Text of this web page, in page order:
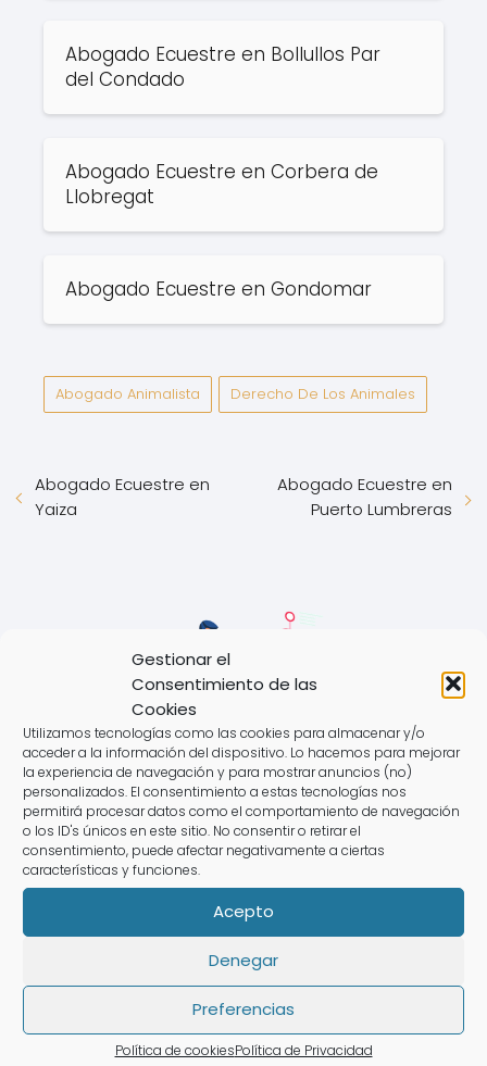
Gestionar el
Consentimiento de las
Cookies
Utilizamos tecnologías como las cookies para almacenar y/o
acceder a la información del dispositivo. Lo hacemos para mejorar
la experiencia de navegación y para mostrar anuncios (no)
personalizados. El consentimiento a estas tecnologías nos
permitirá procesar datos como el comportamiento de navegación
o los ID's únicos en este sitio. No consentir o retirar el
consentimiento, puede afectar negativamente a ciertas
características y funciones.
Acepto
Denegar
Preferencias
Política de cookiesPolítica de Privacidad
Abogado Ecuestre en Bollullos Par
del Condado
Abogado Ecuestre en Corbera de
Llobregat
Abogado Ecuestre en Gondomar
Abogado Animalista Derecho De Los Animales
Abogado Ecuestre en
Yaiza
Abogado Ecuestre en
Puerto Lumbreras
Abogado Tarjeta Revolving en Sóller
Deja una respuesta